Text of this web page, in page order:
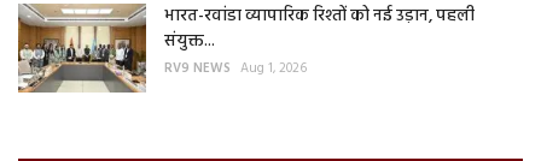
भारत-रवांडा व्यापारिक रिश्तों को नई उड़ान, पहली
संयुक्त...
RV9 NEWS Aug 1, 2026